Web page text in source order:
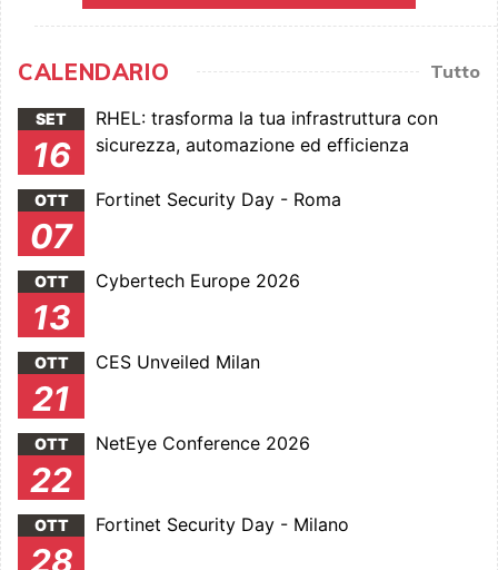
CALENDARIO Tutto
SET
16
RHEL: trasforma la tua infrastruttura con
sicurezza, automazione ed efficienza
OTT
07
Fortinet Security Day - Roma
OTT
13
Cybertech Europe 2026
OTT
21
CES Unveiled Milan
OTT
22
NetEye Conference 2026
OTT
28
Fortinet Security Day - Milano